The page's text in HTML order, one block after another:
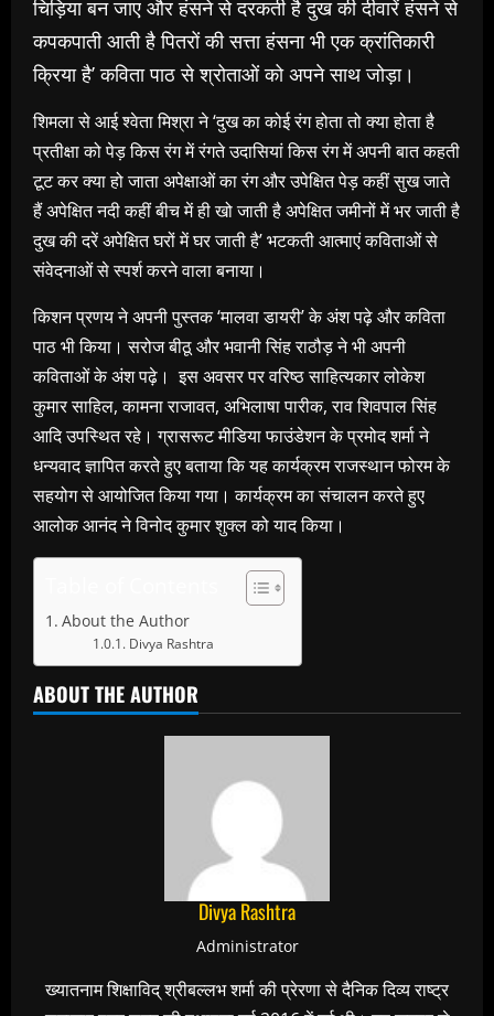
चिड़िया बन जाए और हंसने से दरकती है दुख की दीवारें हंसने से
कपकपाती आती है पितरों की सत्ता हंसना भी एक क्रांतिकारी
क्रिया है’ कविता पाठ से श्रोताओं को अपने साथ जोड़ा।
शिमला से आई श्वेता मिश्रा ने ‘दुख का कोई रंग होता तो क्या होता है
प्रतीक्षा को पेड़ किस रंग में रंगते उदासियां किस रंग में अपनी बात कहती
टूट कर क्या हो जाता अपेक्षाओं का रंग और उपेक्षित पेड़ कहीं सुख जाते
हैं अपेक्षित नदी कहीं बीच में ही खो जाती है अपेक्षित जमीनों में भर जाती है
दुख की दरें अपेक्षित घरों में घर जाती है’ भटकती आत्माएं कविताओं से
संवेदनाओं से स्पर्श करने वाला बनाया।
किशन प्रणय ने अपनी पुस्तक ‘मालवा डायरी’ के अंश पढ़े और कविता
पाठ भी किया। सरोज बीठू और भवानी सिंह राठौड़ ने भी अपनी
कविताओं के अंश पढ़े। इस अवसर पर वरिष्ठ साहित्यकार लोकेश
कुमार साहिल, कामना राजावत, अभिलाषा पारीक, राव शिवपाल सिंह
आदि उपस्थित रहे। ग्रासरूट मीडिया फाउंडेशन के प्रमोद शर्मा ने
धन्यवाद ज्ञापित करते हुए बताया कि यह कार्यक्रम राजस्थान फोरम के
सहयोग से आयोजित किया गया। कार्यक्रम का संचालन करते हुए
आलोक आनंद ने विनोद कुमार शुक्ल को याद किया।
About the Author
Divya Rashtra
ABOUT THE AUTHOR
Divya Rashtra
Administrator
ख्यातनाम शिक्षाविद् श्रीबल्लभ शर्मा की प्रेरणा से दैनिक दिव्य राष्ट्र